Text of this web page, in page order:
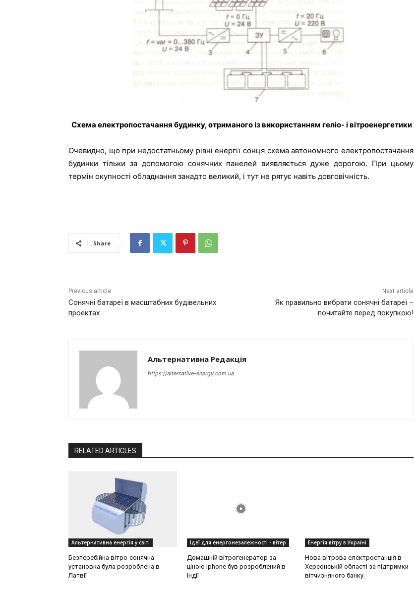
Cхема електропостачання будинку, отриманого із використанням геліо- і вітроенергетики
Очевидно, що при недостатньому рівні енергії сонця схема автономного електропостачання
будинки тільки за допомогою сонячних панелей виявляється дуже дорогою. При цьому
термін окупності обладнання занадто великий, і тут не рятує навіть довговічність.
Share
Previous article
Сонячні батареї в масштабних будівельних
проектах
Next article
Як правильно вибрати сонячні батареї –
почитайте перед покупкою!
Альтернативна Редакція
https://alternative-energy.com.ua
RELATED ARTICLES
Альтернативна енергія у світі
Безперебійна вітро-сонячна
установка була розроблена в
Латвії
Ідеї для енергонезалежності - вітер
Домашній вітрогенератор за
ціною Iphone був розроблений в
Індії
Енергія вітру в Україні
Нова вітрова електростанція в
Херсонській області за підтримки
вітчизняного банку